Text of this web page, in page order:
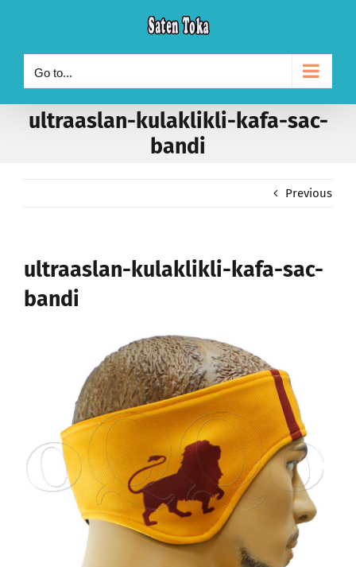
content
Go to...
ultraaslan-kulaklikli-kafa-sac-
bandi
Previous
ultraaslan-kulaklikli-kafa-sac-
bandi